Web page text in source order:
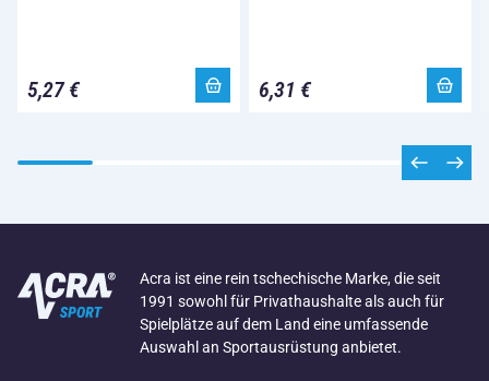
5,27 € 6,31 €
Acra ist eine rein tschechische Marke, die seit
1991 sowohl für Privathaushalte als auch für
Spielplätze auf dem Land eine umfassende
Auswahl an Sportausrüstung anbietet.